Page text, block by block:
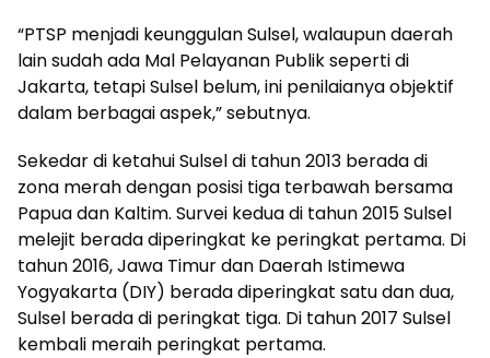
“PTSP menjadi keunggulan Sulsel, walaupun daerah
lain sudah ada Mal Pelayanan Publik seperti di
Jakarta, tetapi Sulsel belum, ini penilaianya objektif
dalam berbagai aspek,” sebutnya.
Sekedar di ketahui Sulsel di tahun 2013 berada di
zona merah dengan posisi tiga terbawah bersama
Papua dan Kaltim. Survei kedua di tahun 2015 Sulsel
melejit berada diperingkat ke peringkat pertama. Di
tahun 2016, Jawa Timur dan Daerah Istimewa
Yogyakarta (DIY) berada diperingkat satu dan dua,
Sulsel berada di peringkat tiga. Di tahun 2017 Sulsel
kembali meraih peringkat pertama.